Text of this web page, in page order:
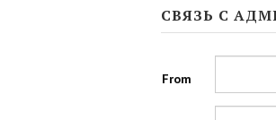
СВЯЗЬ С
From